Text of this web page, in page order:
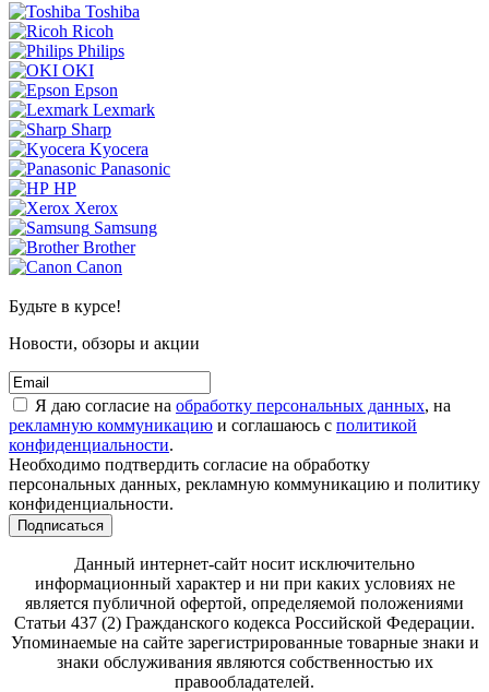
Toshiba
Ricoh
Philips
OKI
Epson
Lexmark
Sharp
Kyocera
Panasonic
HP
Xerox
Samsung
Brother
Canon
Будьте в курсе!
Новости, обзоры и акции
Я даю согласие на обработку персональных данных, на
рекламную коммуникацию и соглашаюсь с политикой
конфиденциальности.
Необходимо подтвердить согласие на обработку
персональных данных, рекламную коммуникацию и политику
конфиденциальности.
Подписаться
Данный интернет-сайт носит исключительно
информационный характер и ни при каких условиях не
является публичной офертой, определяемой положениями
Статьи 437 (2) Гражданского кодекса Российской Федерации.
Упоминаемые на сайте зарегистрированные товарные знаки и
знаки обслуживания являются собственностью их
правообладателей.